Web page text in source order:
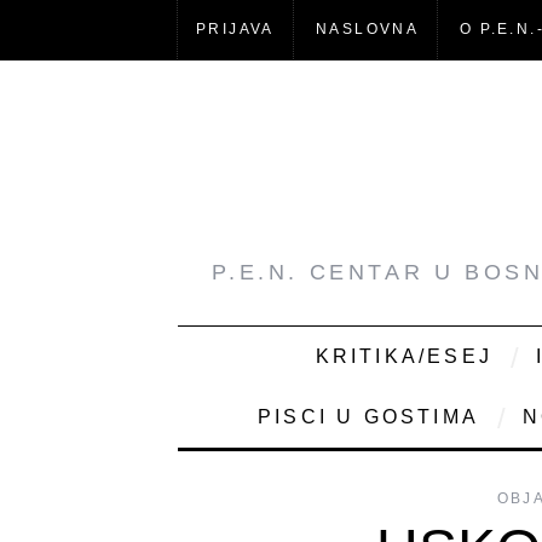
PRIJAVA NASLOVNA O
P.E.N. CENTAR U
KRITIKA/ESEJ
PISCI U GOSTIMA